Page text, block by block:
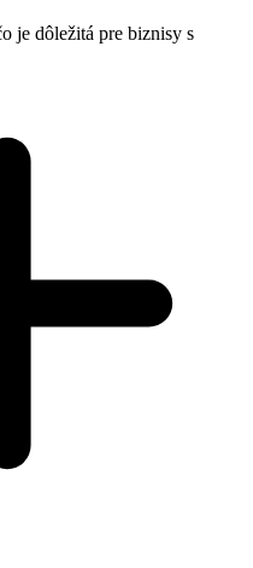
je dôležitá pre biznisy s